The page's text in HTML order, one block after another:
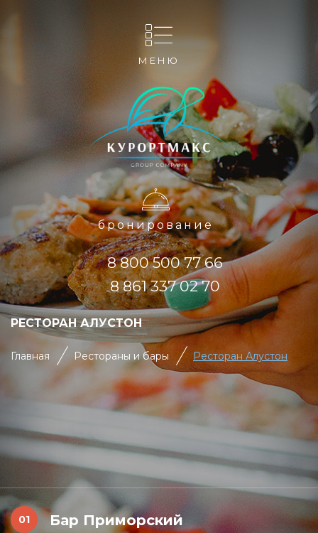
МЕНЮ
бронирование
8 800 500 77 66
8 861 337 02 70
РЕСТОРАН АЛУСТОН
Главная Рестораны и бары Ресторан Алустон
Бар Приморский